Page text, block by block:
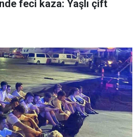
feci kaza: Yaşlı çift